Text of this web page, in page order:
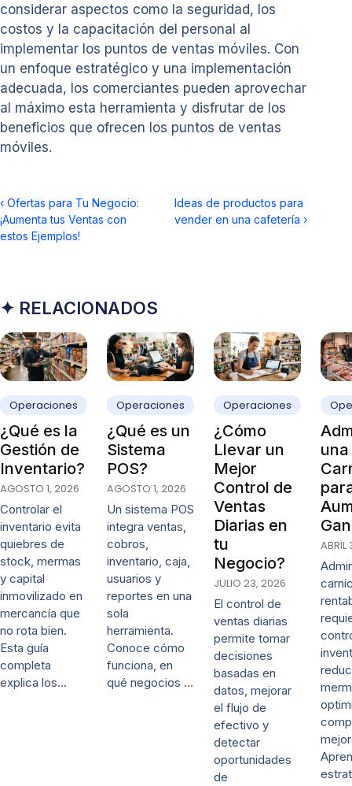
considerar aspectos como la seguridad, los
costos y la capacitación del personal al
implementar los puntos de ventas móviles. Con
un enfoque estratégico y una implementación
adecuada, los comerciantes pueden aprovechar
al máximo esta herramienta y disfrutar de los
beneficios que ofrecen los puntos de ventas
móviles.
‹ Ofertas para Tu Negocio:
¡Aumenta tus Ventas con
estos Ejemplos!
Ideas de productos para
vender en una cafetería ›
✦ RELACIONADOS
Operaciones
¿Qué es la
Gestión de
Inventario?
AGOSTO 1, 2026
Controlar el
inventario evita
quiebres de
stock, mermas
y capital
inmovilizado en
mercancía que
no rota bien.
Esta guía
completa
explica los…
Operaciones
¿Qué es un
Sistema
POS?
AGOSTO 1, 2026
Un sistema POS
integra ventas,
cobros,
inventario, caja,
usuarios y
reportes en una
sola
herramienta.
Conoce cómo
funciona, en
qué negocios …
Operaciones
¿Cómo
Llevar un
Mejor
Control de
Ventas
Diarias en
tu
Negocio?
JULIO 23, 2026
El control de
ventas diarias
permite tomar
decisiones
basadas en
datos, mejorar
el flujo de
efectivo y
detectar
oportunidades
de
una